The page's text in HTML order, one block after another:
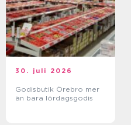
30. juli 2026
Godisbutik Örebro mer
än bara lördagsgodis